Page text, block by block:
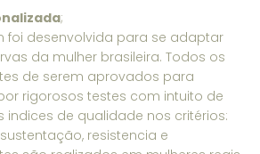
;
foi desenvolvida para se adaptar
da mulher brasileira. Todos os
de serem aprovados para
rigorosos testes com intuito de
indices de qualidade nos critérios:
resistencia e